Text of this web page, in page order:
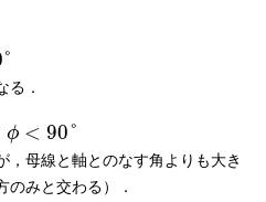
る．
< 90°
，母線と軸とのなす角よりも大き
のみと交わる）．